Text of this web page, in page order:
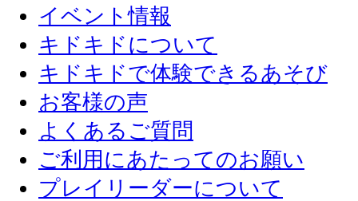
イベント情報
キドキドについて
キドキドで体験できるあそび
お客様の声
よくあるご質問
ご利用にあたってのお願い
プレイリーダーについて